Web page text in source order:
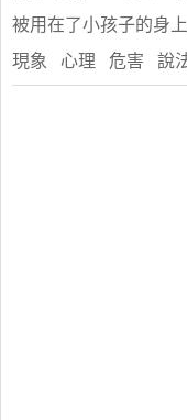
被用在了小孩子的身
現象 心理 危害 說